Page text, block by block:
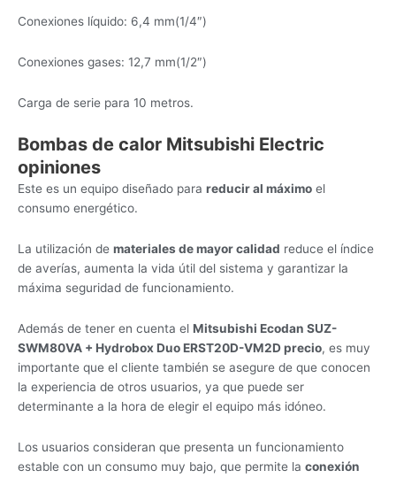
Conexiones líquido: 6,4 mm(1/4″)
Conexiones gases: 12,7 mm(1/2″)
Carga de serie para 10 metros.
Bombas de calor Mitsubishi Electric
opiniones
Este es un equipo diseñado para reducir al máximo el
consumo energético.
La utilización de materiales de mayor calidad reduce el índice
de averías, aumenta la vida útil del sistema y garantizar la
máxima seguridad de funcionamiento.
Además de tener en cuenta el Mitsubishi Ecodan SUZ-
SWM80VA + Hydrobox Duo ERST20D-VM2D precio, es muy
importante que el cliente también se asegure de que conocen
la experiencia de otros usuarios, ya que puede ser
determinante a la hora de elegir el equipo más idóneo.
Los usuarios consideran que presenta un funcionamiento
estable con un consumo muy bajo, que permite la conexión